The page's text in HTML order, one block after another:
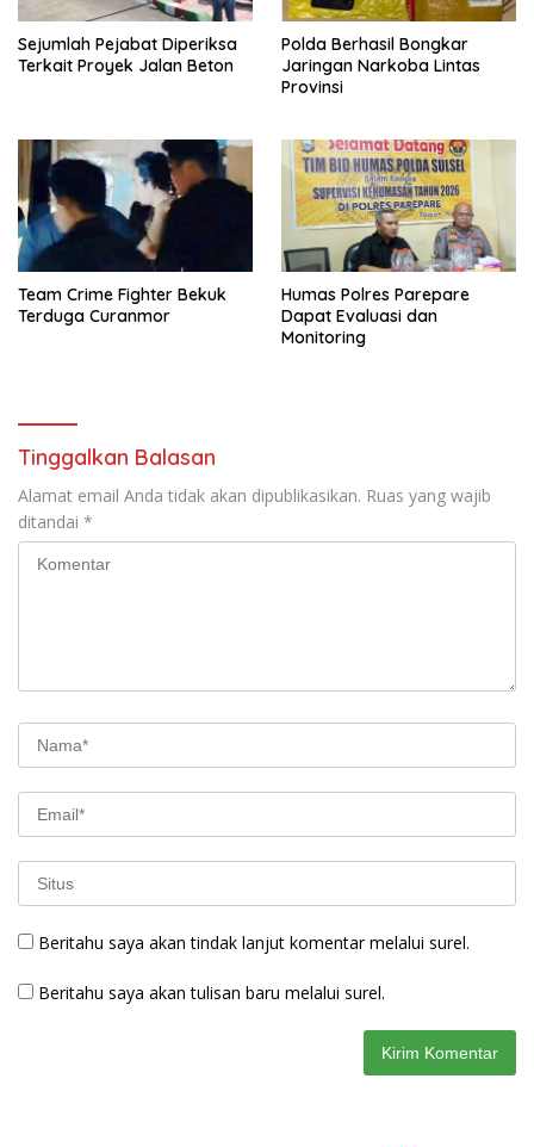
Sejumlah Pejabat Diperiksa
Terkait Proyek Jalan Beton
Polda Berhasil Bongkar
Jaringan Narkoba Lintas
Provinsi
Team Crime Fighter Bekuk
Terduga Curanmor
Humas Polres Parepare
Dapat Evaluasi dan
Monitoring
Tinggalkan Balasan
Alamat email Anda tidak akan dipublikasikan. Ruas yang wajib
ditandai *
Beritahu saya akan tindak lanjut komentar melalui surel.
Beritahu saya akan tulisan baru melalui surel.